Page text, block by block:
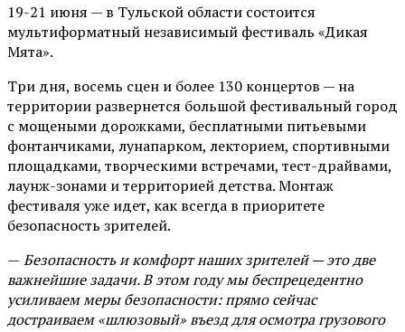
19-21 июня — в Тульской области состоится
мультиформатный независимый фестиваль «Дикая
Мята».
Три дня, восемь сцен и более 130 концертов — на
территории развернется большой фестивальный город
с мощеными дорожками, бесплатными питьевыми
фонтанчиками, лунапарком, лекторием, спортивными
площадками, творческими встречами, тест-драйвами,
лаунж-зонами и территорией детства. Монтаж
фестиваля уже идет, как всегда в приоритете
безопасность зрителей.
— Безопасность и комфорт наших зрителей — это две
важнейшие задачи. В этом году мы беспрецедентно
усиливаем меры безопасности: прямо сейчас
достраиваем «шлюзовый» въезд для осмотра грузового